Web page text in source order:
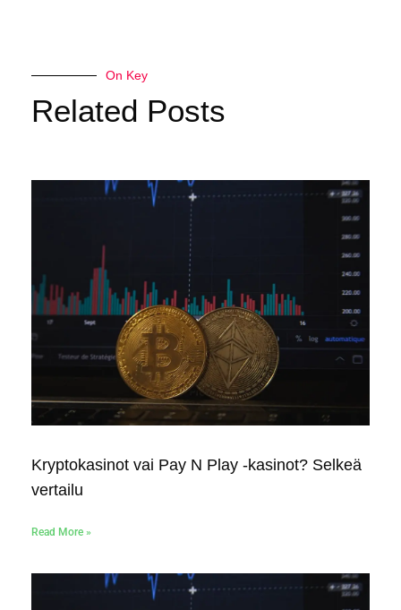
On Key
Related Posts
Kryptokasinot vai Pay N Play -kasinot? Selkeä
vertailu
Read More »